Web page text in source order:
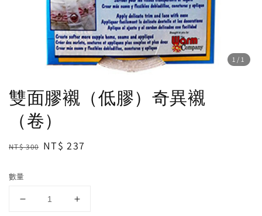
1 /1
雙面膠襯（低膠）奇異襯
（卷）
Regular
NT$ 300 Sale
NT$ 237
數量